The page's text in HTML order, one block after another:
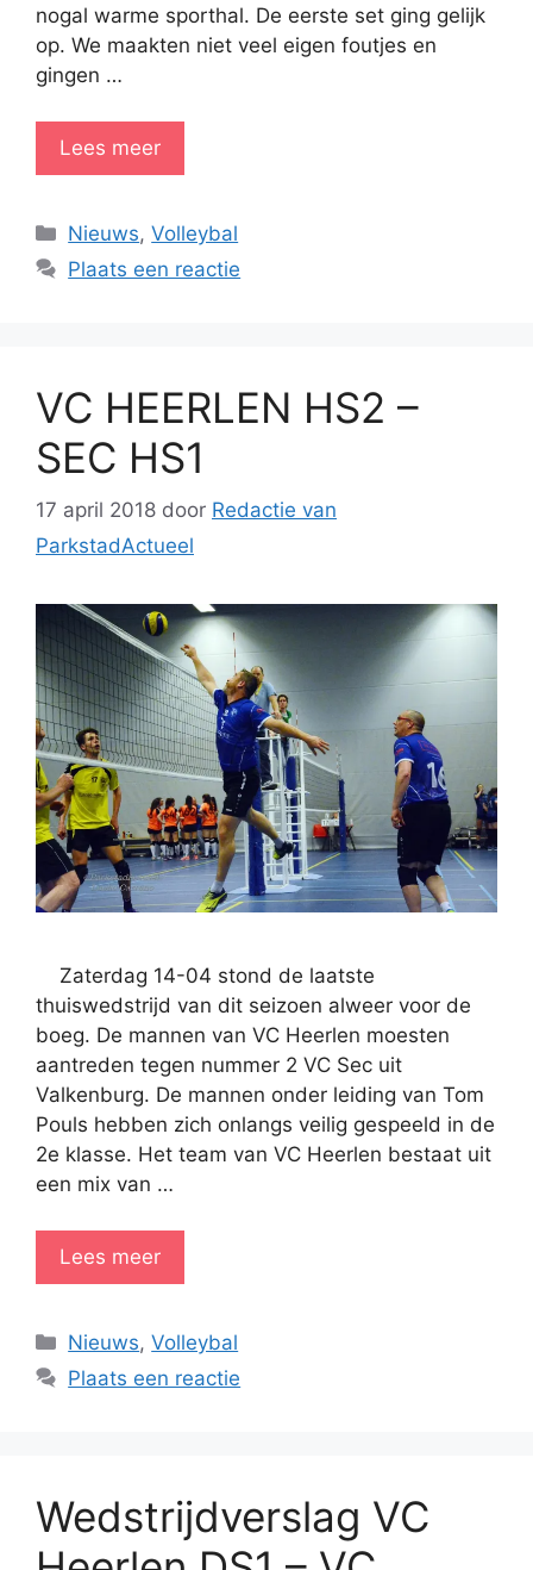
nogal warme sporthal. De eerste set ging gelijk
op. We maakten niet veel eigen foutjes en
gingen …
Lees meer
Categorieën
Nieuws,Volleybal
Plaats een reactie
VC HEERLEN HS2 –
SEC HS1
17 april 2018 door Redactie van
ParkstadActueel
Zaterdag 14-04 stond de laatste
thuiswedstrijd van dit seizoen alweer voor de
boeg. De mannen van VC Heerlen moesten
aantreden tegen nummer 2 VC Sec uit
Valkenburg. De mannen onder leiding van Tom
Pouls hebben zich onlangs veilig gespeeld in de
2e klasse. Het team van VC Heerlen bestaat uit
een mix van …
Lees meer
Categorieën
Nieuws,Volleybal
Plaats een reactie
Wedstrijdverslag VC